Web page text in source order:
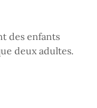
des enfants
deux adultes.